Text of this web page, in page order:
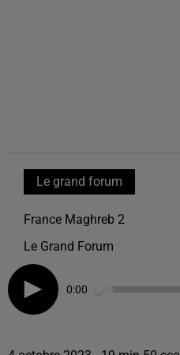
Le grand forum
France Maghreb 2
Le Grand Forum
0:00